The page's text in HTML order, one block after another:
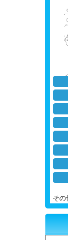
その